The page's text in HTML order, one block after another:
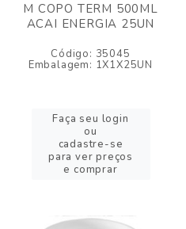
M COPO TERM 500ML
ACAI ENERGIA 25UN
Código: 35045
Embalagem: 1X1X25UN
Faça seu login
ou
cadastre-se
para ver preços
e comprar